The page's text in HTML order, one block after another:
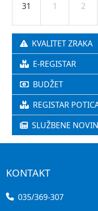
31 1 2
KVALITET ZRAKA
E-REGISTAR
BUDŽET
REGISTAR
SLUŽBENE
KONTAKT
035/369-307